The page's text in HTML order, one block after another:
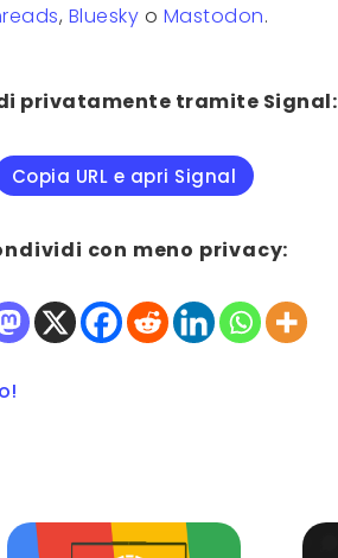
, Bluesky o Mastodon.
privatamente tramite Signal:
Copia URL e apri Signal
con meno privacy: